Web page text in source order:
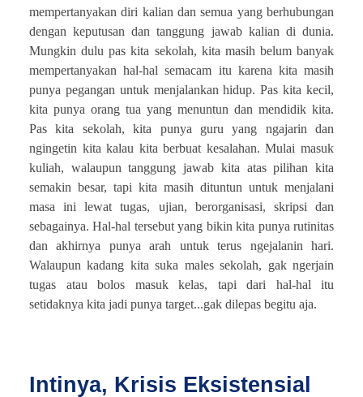
mempertanyakan diri kalian dan semua yang berhubungan
dengan keputusan dan tanggung jawab kalian di dunia.
Mungkin dulu pas kita sekolah, kita masih belum banyak
mempertanyakan hal-hal semacam itu karena kita masih
punya pegangan untuk menjalankan hidup. Pas kita kecil,
kita punya orang tua yang menuntun dan mendidik kita.
Pas kita sekolah, kita punya guru yang ngajarin dan
ngingetin kita kalau kita berbuat kesalahan. Mulai masuk
kuliah, walaupun tanggung jawab kita atas pilihan kita
semakin besar, tapi kita masih dituntun untuk menjalani
masa ini lewat tugas, ujian, berorganisasi, skripsi dan
sebagainya. Hal-hal tersebut yang bikin kita punya rutinitas
dan akhirnya punya arah untuk terus ngejalanin hari.
Walaupun kadang kita suka males sekolah, gak ngerjain
tugas atau bolos masuk kelas, tapi dari hal-hal itu
setidaknya kita jadi punya target...gak dilepas begitu aja.
Intinya, Krisis Eksistensial